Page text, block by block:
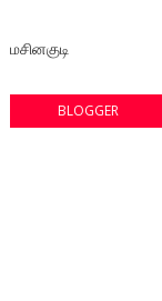
மசினகுடி
BLOGGER